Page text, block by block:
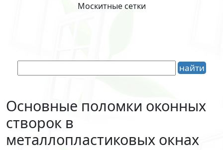
Москитные сетки
Основные поломки оконных
створок в
металлопластиковых окнах